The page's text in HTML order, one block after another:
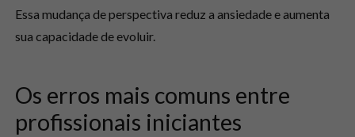
Essa mudança de perspectiva reduz a ansiedade e aumenta
sua capacidade de evoluir.
Os erros mais comuns entre
profissionais iniciantes